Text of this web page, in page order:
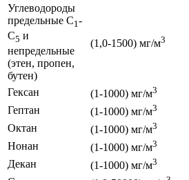
Углеводороды
предельные С1 -
С5 и
непредельные
(этен, пропен,
бутен)
(1,0-1500) мг/м3
Гексан (1-1000) мг/м3
Гептан (1-1000) мг/м3
Октан (1-1000) мг/м3
Нонан (1-1000) мг/м3
Декан (1-1000) мг/м3